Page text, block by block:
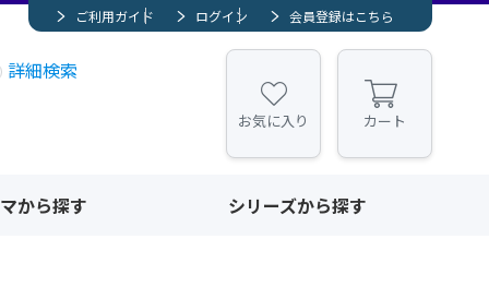
ご利用ガイド ログイン 会員登録はこちら
詳細検索
お気に入り カート
から探す シリーズから探す